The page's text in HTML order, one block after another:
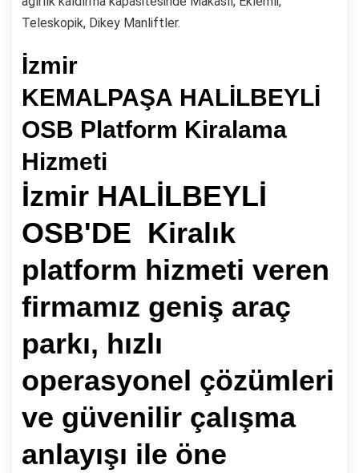
Teleskopik, Dikey Manliftler.
İzmir
KEMALPAŞA HALİLBEYLİ
OSB Platform Kiralama
Hizmeti
İzmir HALİLBEYLİ
OSB'DE Kiralık
platform hizmeti veren
firmamız geniş araç
parkı, hızlı
operasyonel çözümleri
ve güvenilir çalışma
anlayışı ile öne